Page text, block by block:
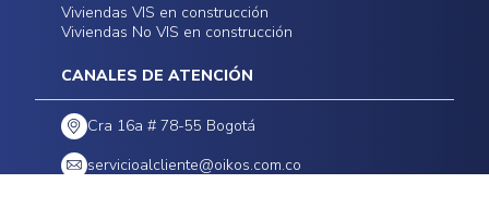
Funza
Infinitum Zentral
Bodegas - ALMAX
Centro Comercial
Conoce nuestros
proyectos ejecutados
Viviendas VIS en construcción
Viviendas No VIS en construcción
CANALES DE ATENCIÓN
Cra 16a # 78-55 Bogotá
servicioalcliente@oikos.com.co